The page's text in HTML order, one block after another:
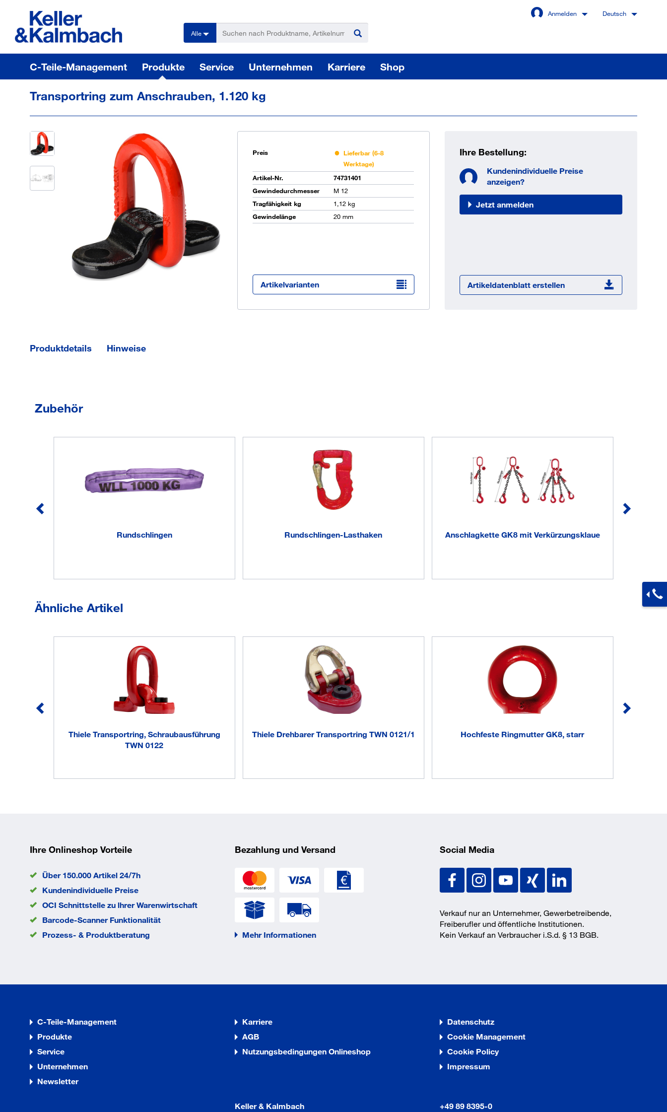
Anmelden
Angemeldet bleiben
Sie sind noch kein Kunde
OCI Schnittstelle zu lhrer
Warenwirtschaft
Deutsch
Alle
C-Teile-Management Produkte Service Unternehmen Karriere Shop
Transportring zum Anschrauben, 1.120 kg
Preis
Lieferbar (6-8
Werktage)
Artikel-Nr.
74731401
Gewindedurchmesser
M 12
Tragfähigkeit kg
1,12 kg
Gewindelänge
20 mm
Artikelvarianten
Ihre Bestellung:
Kundenindividuelle Preise
anzeigen?
Jetzt anmelden
Artikeldatenblatt erstellen
Produktdetails
Sicherheit in alle Belastungsrichtungen, 180° schwenkbar, ohne
Hinweise
Zubehör
Rundschlingen Rundschlingen-Lasthaken Anschlagkette GK8 mit Verkürzungsklaue
Ähnliche Artikel
Thiele Transportring, Schraubausführung
TWN 0122
Thiele Drehbarer Transportring TWN 0121/1 Hochfeste Ringmutter GK8, starr
Ihre Onlineshop Vorteile
Über 150.000 Artikel 24/7h
Kundenindividuelle Preise
OCI Schnittstelle zu lhrer Warenwirtschaft
Barcode-Scanner Funktionalität
Prozess- & Produktberatung
Bezahlung und Versand
Mehr Informationen
Social Media
Verkauf nur an Unternehmer, Gewerbetreibende,
Freiberufler und öffentliche Institutionen.
Kein Verkauf an Verbraucher i.S.d. § 13 BGB.
C-Teile-Management
Produkte
Service
Unternehmen
Newsletter
Karriere
AGB
Nutzungsbedingungen Onlineshop
Datenschutz
Cookie Management
Cookie Policy
Impressum
Keller & Kalmbach +49 89 8395-0